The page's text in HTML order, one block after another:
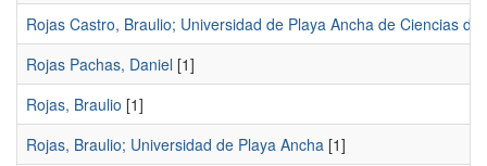
Rojas Castro, Braulio; Universidad de Playa Ancha de Ciencias
Rojas Pachas, Daniel [1]
Rojas, Braulio [1]
Rojas, Braulio; Universidad de Playa Ancha [1]